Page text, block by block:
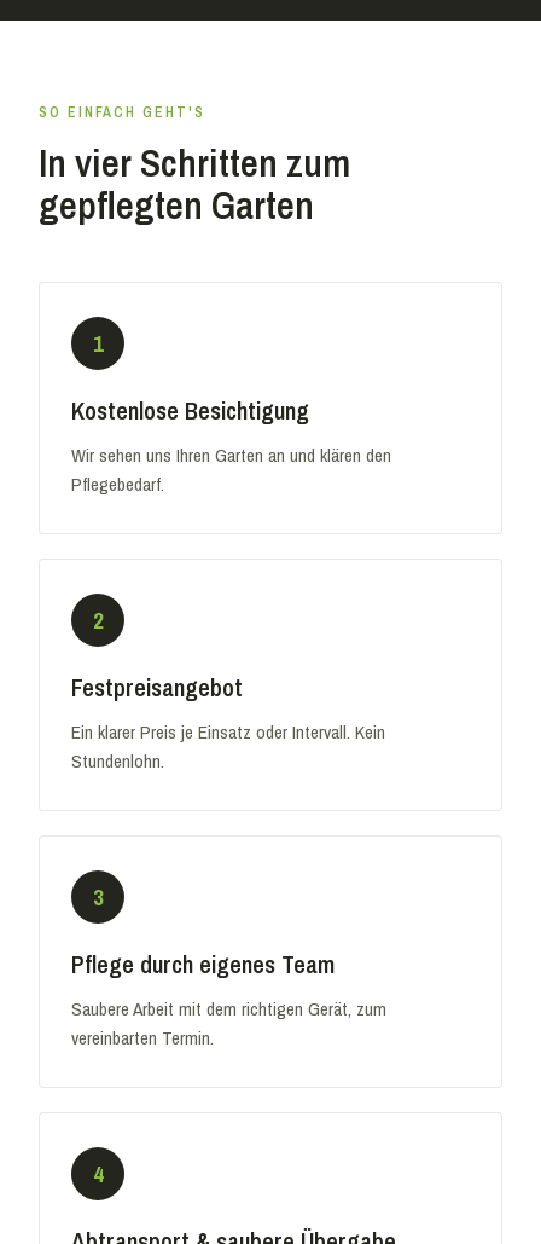
SO EINFACH GEHT'S
In vier Schritten zum
gepflegten Garten
1
Kostenlose Besichtigung
Wir sehen uns Ihren Garten an und klären den
Pflegebedarf.
2
Festpreisangebot
Ein klarer Preis je Einsatz oder Intervall. Kein
Stundenlohn.
3
Pflege durch eigenes Team
Saubere Arbeit mit dem richtigen Gerät, zum
vereinbarten Termin.
4